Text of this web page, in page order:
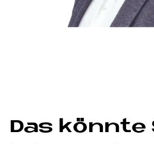
Das könnte